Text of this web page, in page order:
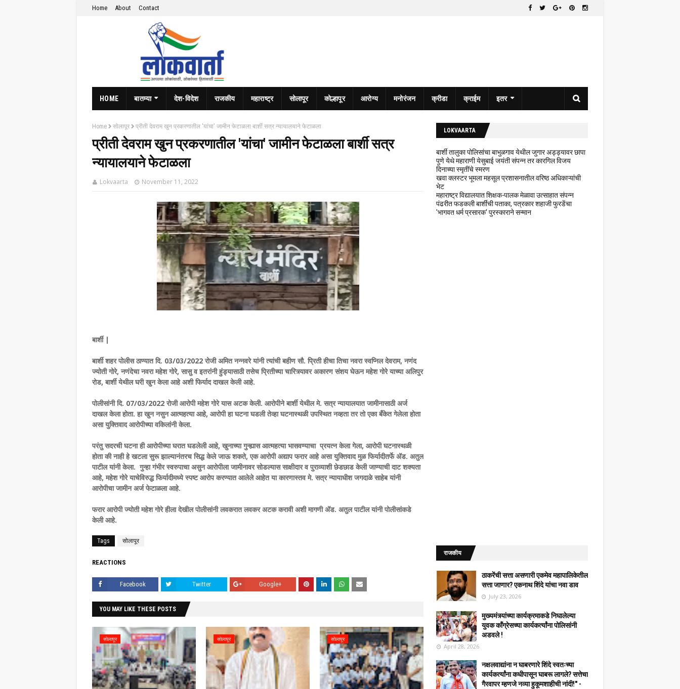
Home About Contact
HOME बातम्या देश-विदेश राजकीय महाराष्ट्र सोलापूर कोल्हापूर आरोग्य मनोरंजन क्रीडा क्राईम इतर
Home सोलापूर प्रीती देवराम खुन प्रकरणातील 'यांचा' जामीन फेटाळला बार्शी सत्र न्यायालयाने फेटाळला
प्रीती देवराम खुन प्रकरणातील 'यांचा' जामीन फेटाळला बार्शी सत्र
न्यायालयाने फेटाळला
Lokvaarta November 11, 2022
बार्शी |
बार्शी शहर पोलीस ठाण्यात दि. 03/03/2022 रोजी अमित नन्नवरे यांनी त्यांची बहीण सौ. प्रिती हीचा तिचा नवरा स्वप्निल देवराम, नणंद
ज्योती गोरे, नणंदेचा नवरा महेश गोरे, सासु व इतरांनी हुंड्यासाठी तसेच प्रितीच्या चारित्र्यावर अकारण संशय घेऊन महेश गोरे याच्या अलिपुर
रोड, बार्शी येथील घरी खुन केला आहे अशी फिर्याद दाखल केली आहे.
पोलीसांनी दि. 07/03/2022 रोजी आरोपी महेश गोरे यास अटक केली. आरोपीने बार्शी येथील मे. सत्र न्यायालयात जामीनासाठी अर्ज
दाखल केला होता. हा खुन नसुन आत्महत्या आहे, आरोपी हा घटना घडली तेव्हा घटनास्थळी उपस्थित नव्हता तर तो एका बँकेत गेलेला होता
असा युक्तिवाद आरोपीच्या वकिलांनी केला.
परंतु सदरची घटना ही आरोपीच्या घरात घडलेली आहे, खुनाच्या गुन्ह्यास आत्महत्या भासवण्याचा प्रयत्न केला गेला, आरोपी घटनास्थळी
होता की नाही हे खटला सुरू झाल्यानंतरच सिद्ध केले जाऊ शकते, एक आरोपी अद्याप फरार आहे असा युक्तिवाद मुळ फिर्यादीतर्फे अ‍ॅड. अतुल
पाटील यांनी केला. गुन्हा गंभीर स्वरुपाचा असुन आरोपीला जामीनावर सोडल्यास साक्षीदार व पुराव्याशी छेडछाड केली जाण्याची दाट शक्यता
आहे, महेश गोरे याचेविरुद्ध फिर्यादीमध्ये स्पष्ट आरोप करण्यात आलेले आहेत या कारणास्तव मे. सत्र न्यायाधीश जगदाळे साहेब यांनी
आरोपीचा जामीन अर्ज फेटाळला आहे.
फरार आरोपी ज्योती महेश गोरे हीला देखील पोलीसांनी लवकरात लवकर अटक करावी अशी मागणी अ‍ॅड. अतुल पाटील यांनी पोलीसांकडे
केली आहे.
Tags सोलापूर
REACTIONS
Facebook Twitter Google+
YOU MAY LIKE THESE POSTS
सोलापूर सोलापूर सोलापूर
LOKVAARTA
बार्शी तालुका पोलिसांचा बाभुळगाव येथील जुगार अड्ड्यावर छापा
पुणे येथे महाराणी येसुबाई जयंती संपन्न तर कारगिल विजय
दिनाच्या स्मृतींचे स्मरण
खवा क्लस्टर भूमला महसूल प्रशासनातील वरिष्ठ अधिकाऱ्यांची
भेट
महाराष्ट्र विद्यालयात शिक्षक-पालक मेळावा उत्साहात संपन्न
पंढरीत फडकली बार्शीची पताका, पत्रकार शहाजी फुरडेंचा
'भागवत धर्म प्रसारक' पुरस्काराने सन्मान
राजकीय
ठाकरेंची सत्ता असणारी एकमेव महापालिकेतील
सत्ता जाणार? एकनाथ शिंदे यांचा नवा डाव
July 23, 2026
मुख्यमंत्र्यांच्या कार्यक्रमाकडे निघालेल्या
युवक काँग्रेसच्या कार्यकर्त्यांना पोलिसांनी
अडवले !
April 28, 2026
नक्षलवाद्यांना न घाबरणारे शिंदे स्वतःच्या
कार्यकर्त्यांना कधीपासून घाबरू लागले? सत्तेचा
गैरवापर म्हणजे नव्या हुकूमशाहीची नांदी!" -